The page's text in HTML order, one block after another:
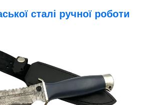
сталі ручної роботи